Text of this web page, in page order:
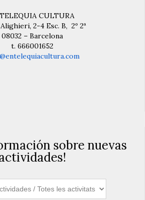
CULTURA
2-4 Esc. B, 2º 2ª
08032 – Barcelona
t. 666001652
sobre nuevas